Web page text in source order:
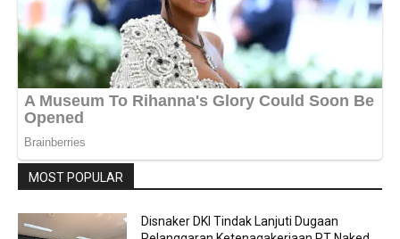
MOST POPULAR
Disnaker DKI Tindak Lanjuti Dugaan